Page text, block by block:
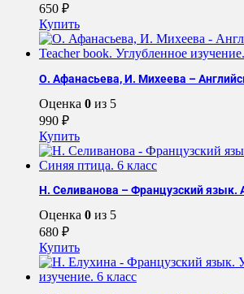
650 ₽
Купить
Оценка 0 из 5
990 ₽
Купить
Оценка 0 из 5
680 ₽
Купить